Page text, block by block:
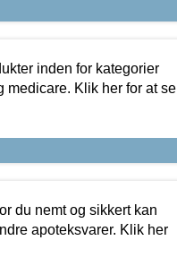
inden for kategorier
medicare. Klik her for at se
du nemt og sikkert kan
apoteksvarer. Klik her